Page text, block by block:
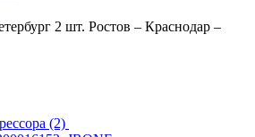
2 шт. Ростов – Краснодар –
(2)